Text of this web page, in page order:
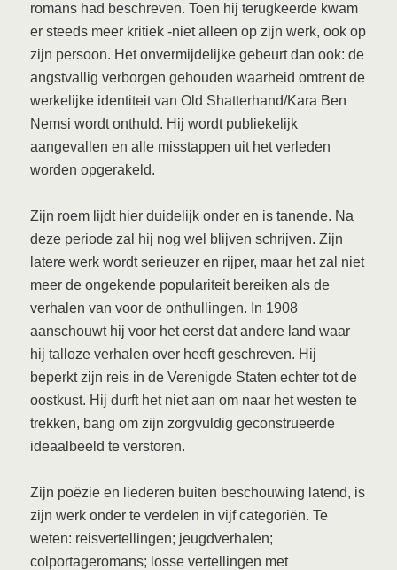
romans had beschreven. Toen hij terugkeerde kwam
er steeds meer kritiek -niet alleen op zijn werk, ook op
zijn persoon. Het onvermijdelijke gebeurt dan ook: de
angstvallig verborgen gehouden waarheid omtrent de
werkelijke identiteit van Old Shatterhand/Kara Ben
Nemsi wordt onthuld. Hij wordt publiekelijk
aangevallen en alle misstappen uit het verleden
worden opgerakeld.
Zijn roem lijdt hier duidelijk onder en is tanende. Na
deze periode zal hij nog wel blijven schrijven. Zijn
latere werk wordt serieuzer en rijper, maar het zal niet
meer de ongekende populariteit bereiken als de
verhalen van voor de onthullingen. In 1908
aanschouwt hij voor het eerst dat andere land waar
hij talloze verhalen over heeft geschreven. Hij
beperkt zijn reis in de Verenigde Staten echter tot de
oostkust. Hij durft het niet aan om naar het westen te
trekken, bang om zijn zorgvuldig geconstrueerde
ideaalbeeld te verstoren.
Zijn poëzie en liederen buiten beschouwing latend, is
zijn werk onder te verdelen in vijf categoriën. Te
weten: reisvertellingen; jeugdverhalen;
colportageromans; losse vertellingen met